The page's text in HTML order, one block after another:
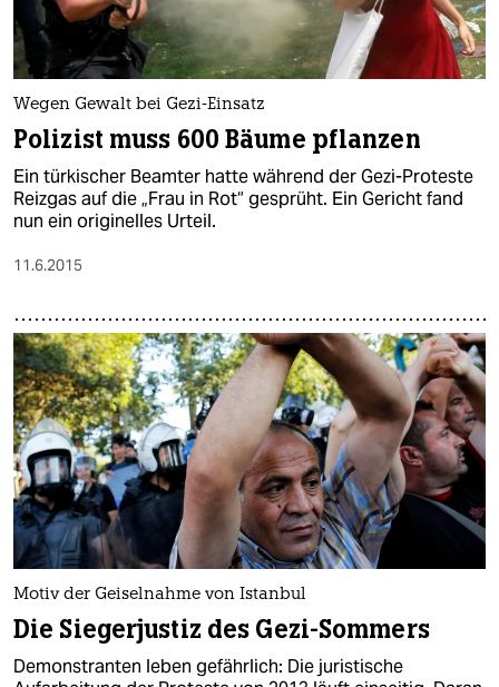
Wegen Gewalt bei Gezi-Einsatz
Polizist muss 600 Bäume pflanzen
Ein türkischer Beamter hatte während der Gezi-Proteste
Reizgas auf die „Frau in Rot“ gesprüht. Ein Gericht fand
nun ein originelles Urteil.
11.6.2015
Motiv der Geiselnahme von Istanbul
Die Siegerjustiz des Gezi-Sommers
Demonstranten leben gefährlich: Die juristische